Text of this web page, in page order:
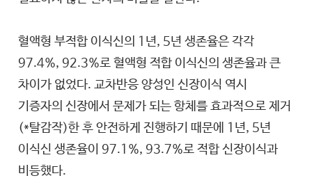
혈액형 부적합 이식신의 1년, 5년 생존율은 각각
97.4%, 92.3%로 혈액형 적합 이식신의 생존율과 큰
차이가 없었다. 교차반응 양성인 신장이식 역시
기증자의 신장에서 문제가 되는 항체를 효과적으로 제거
(*탈감작)한 후 안전하게 진행하기 때문에 1년, 5년
이식신 생존율이 97.1%, 93.7%로 적합 신장이식과
비등했다.